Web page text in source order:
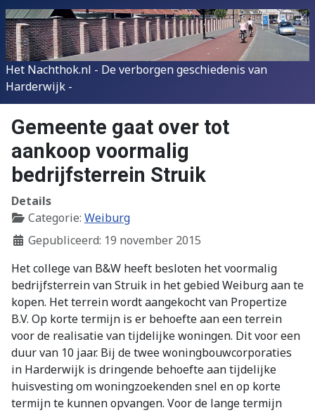
Het Nachthok.nl - De verborgen geschiedenis van
Harderwijk -
Gemeente gaat over tot
aankoop voormalig
bedrijfsterrein Struik
Details
Categorie: Weiburg
Gepubliceerd: 19 november 2015
Het college van B&W heeft besloten het voormalig
bedrijfsterrein van Struik in het gebied Weiburg aan te
kopen. Het terrein wordt aangekocht van Propertize
B.V. Op korte termijn is er behoefte aan een terrein
voor de realisatie van tijdelijke woningen. Dit voor een
duur van 10 jaar. Bij de twee woningbouwcorporaties
in Harderwijk is dringende behoefte aan tijdelijke
huisvesting om woningzoekenden snel en op korte
termijn te kunnen opvangen. Voor de lange termijn